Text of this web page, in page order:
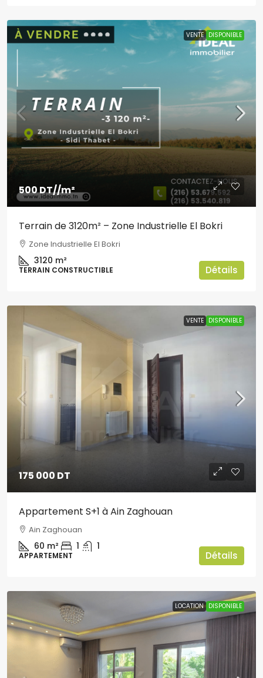
VENTE DISPONIBLE
500 DT//m²
Terrain de 3120m² – Zone Industrielle El Bokri
Zone Industrielle El Bokri
3120 m²
TERRAIN CONSTRUCTIBLE Détails
VENTE DISPONIBLE
175 000 DT
Appartement S+1 à Ain Zaghouan
Ain Zaghouan
60 m² 1 1
APPARTEMENT Détails
LOCATION DISPONIBLE